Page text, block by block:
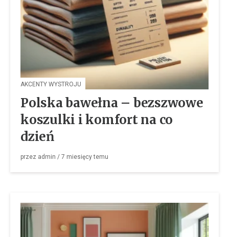
AKCENTY WYSTROJU
Polska bawełna – bezszwowe
koszulki i komfort na co
dzień
przez admin / 7 miesięcytemu